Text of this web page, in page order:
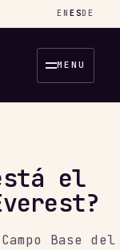
EN ESDE
MENU
el
Base del